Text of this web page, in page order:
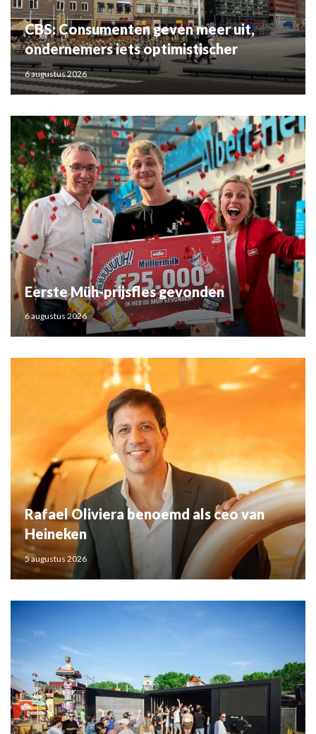
CBS: Consumenten geven meer uit,
ondernemers iets optimistischer
6 augustus 2026
Eerste Müh-prijsfles gevonden
6 augustus 2026
Rafael Oliviera benoemd als ceo van
Heineken
5 augustus 2026